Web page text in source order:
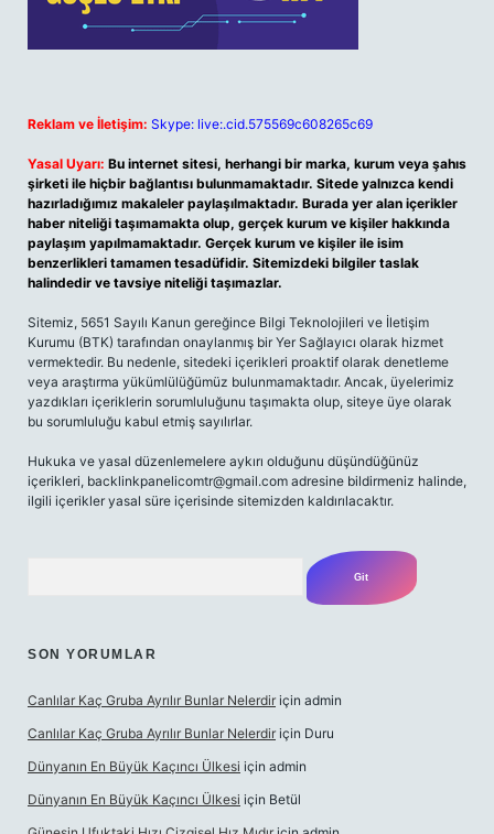
Reklam ve İletişim: Skype: live:.cid.575569c608265c69
Yasal Uyarı: Bu internet sitesi, herhangi bir marka, kurum veya şahıs
şirketi ile hiçbir bağlantısı bulunmamaktadır. Sitede yalnızca kendi
hazırladığımız makaleler paylaşılmaktadır. Burada yer alan içerikler
haber niteliği taşımamakta olup, gerçek kurum ve kişiler hakkında
paylaşım yapılmamaktadır. Gerçek kurum ve kişiler ile isim
benzerlikleri tamamen tesadüfidir. Sitemizdeki bilgiler taslak
halindedir ve tavsiye niteliği taşımazlar.
Sitemiz, 5651 Sayılı Kanun gereğince Bilgi Teknolojileri ve İletişim
Kurumu (BTK) tarafından onaylanmış bir Yer Sağlayıcı olarak hizmet
vermektedir. Bu nedenle, sitedeki içerikleri proaktif olarak denetleme
veya araştırma yükümlülüğümüz bulunmamaktadır. Ancak, üyelerimiz
yazdıkları içeriklerin sorumluluğunu taşımakta olup, siteye üye olarak
bu sorumluluğu kabul etmiş sayılırlar.
Hukuka ve yasal düzenlemelere aykırı olduğunu düşündüğünüz
içerikleri, backlinkpanelicomtr@gmail.com adresine bildirmeniz halinde,
ilgili içerikler yasal süre içerisinde sitemizden kaldırılacaktır.
SON YORUMLAR
Canlılar Kaç Gruba Ayrılır Bunlar Nelerdir için admin
Canlılar Kaç Gruba Ayrılır Bunlar Nelerdir için Duru
Dünyanın En Büyük Kaçıncı Ülkesi için admin
Dünyanın En Büyük Kaçıncı Ülkesi için Betül